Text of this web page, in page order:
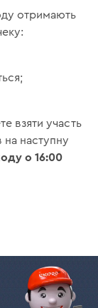
отримають
взяти участь
на наступну
о 16:00